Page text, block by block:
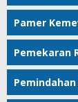
Pamer
Pemekaran